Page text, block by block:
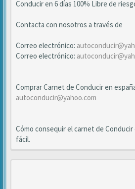
Conducir en 6 días 100% Libre de
Contacta con nosotros a través de
Correo electrónico:
Correo electrónico:
Comprar Carnet de Conducir en
autoconducir@yahoo.com
Cómo consequir el carnet de Conducir
fácil.